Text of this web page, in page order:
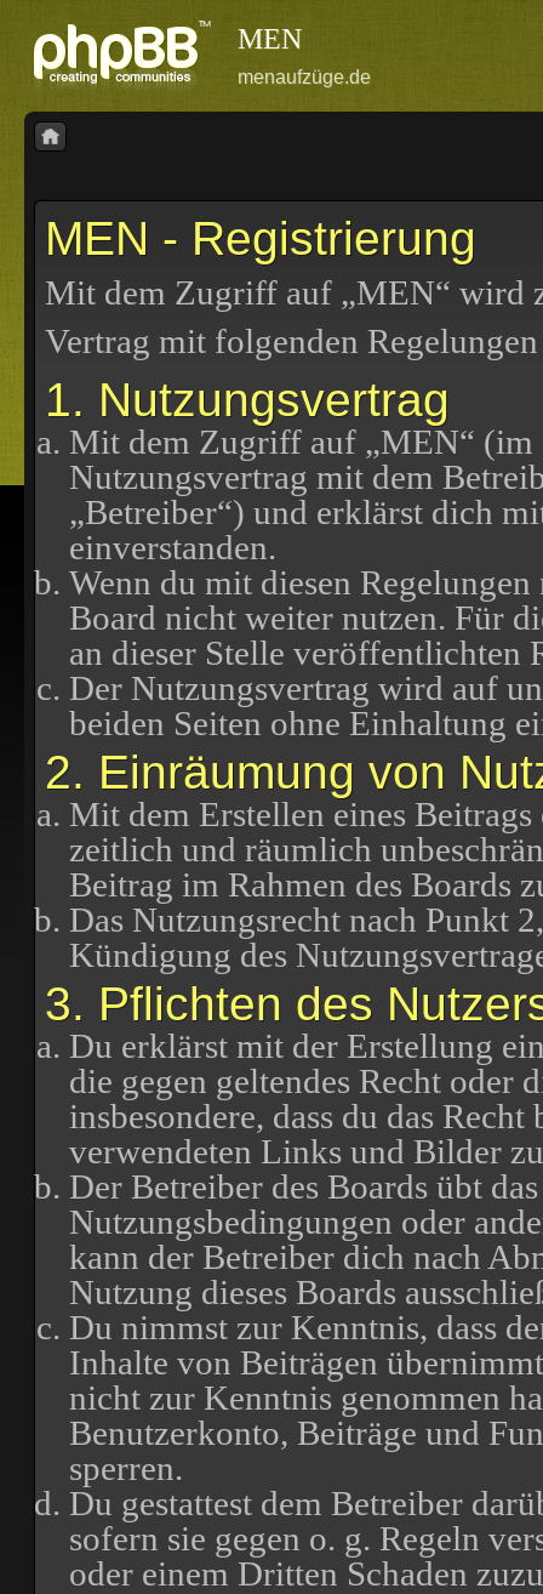
MEN
menaufzüge.de
MEN - Registrierung
Mit dem Zugriff auf „MEN“ wird
Vertrag mit folgenden Regelungen
1. Nutzungsvertrag
Mit dem Zugriff auf „MEN“ (im
Nutzungsvertrag mit dem
„Betreiber“) und erklärst dich
einverstanden.
Wenn du mit diesen
Board nicht weiter nutzen. Für
an dieser Stelle veröffentlichten
Der Nutzungsvertrag wird auf
beiden Seiten ohne Einhaltung
2. Einräumung von
Mit dem Erstellen eines
zeitlich und räumlich
Beitrag im Rahmen des Boards
Das Nutzungsrecht nach Punkt
Kündigung des
3. Pflichten des
Du erklärst mit der Erstellung
die gegen geltendes Recht oder
insbesondere, dass du das
verwendeten Links und Bilder
Der Betreiber des Boards übt
Nutzungsbedingungen oder
kann der Betreiber dich nach
Nutzung dieses Boards
Du nimmst zur Kenntnis, dass
Inhalte von Beiträgen
nicht zur Kenntnis genommen
Benutzerkonto, Beiträge und
sperren.
Du gestattest dem Betreiber
sofern sie gegen o. g. Regeln
oder einem Dritten Schaden